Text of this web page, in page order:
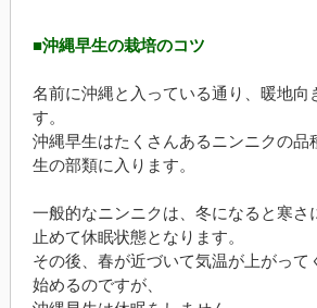
■沖縄早生の栽培のコツ
名前に沖縄と入っている通り、暖地向
す。
沖縄早生はたくさんあるニンニクの品
生の部類に入ります。
一般的なニンニクは、冬になると寒さ
止めて休眠状態となります。
その後、春が近づいて気温が上がって
始めるのですが、